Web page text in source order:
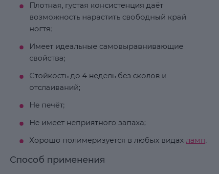
Плотная, густая консистенция даёт
возможность нарастить свободный край
ногтя;
Имеет идеальные самовыравнивающие
свойства;
Стойкость до 4 недель без сколов и
отслаиваний;
Не печёт;
Не имеет неприятного запаха;
Хорошо полимеризуется в любых видах ламп.
Способ применения